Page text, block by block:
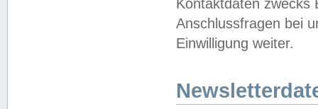
Kontaktdaten zwecks
Anschlussfragen bei
Einwilligung weiter.